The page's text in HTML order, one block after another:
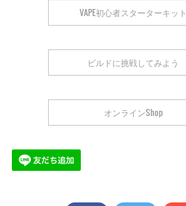
VAPE初心者スターターキット
ビルドに挑戦してみよう
オンラインShop